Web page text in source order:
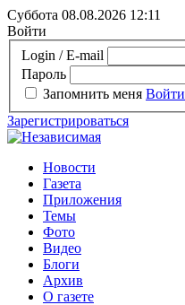
Суббота 08.08.2026 12:11
Войти
Login / E-mail
Пароль
Запомнить меня Войти
Зарегистрироваться
Новости
Газета
Приложения
Темы
Фото
Видео
Блоги
Архив
О газете